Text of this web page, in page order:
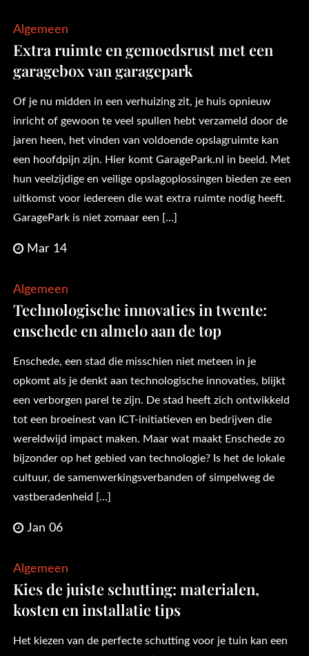
Algemeen
Extra ruimte en gemoedsrust met een
garagebox van garagepark
Of je nu midden in een verhuizing zit, je huis opnieuw
inricht of gewoon te veel spullen hebt verzameld door de
jaren heen, het vinden van voldoende opslagruimte kan
een hoofdpijn zijn. Hier komt GaragePark.nl in beeld. Met
hun veelzijdige en veilige opslagoplossingen bieden ze een
uitkomst voor iedereen die wat extra ruimte nodig heeft.
GaragePark is niet zomaar een […]
Mar 14
Algemeen
Technologische innovaties in twente:
enschede en almelo aan de top
Enschede, een stad die misschien niet meteen in je
opkomt als je denkt aan technologische innovaties, blijkt
een verborgen parel te zijn. De stad heeft zich ontwikkeld
tot een broeinest van ICT-initiatieven en bedrijven die
wereldwijd impact maken. Maar wat maakt Enschede zo
bijzonder op het gebied van technologie? Is het de lokale
cultuur, de samenwerkingsverbanden of simpelweg de
vastberadenheid […]
Jan 06
Algemeen
Kies de juiste schutting: materialen,
kosten en installatie tips
Het kiezen van de perfecte schutting voor je tuin kan een